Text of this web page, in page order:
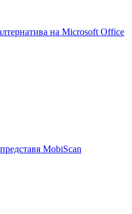
на Microsoft Office
MobiScan